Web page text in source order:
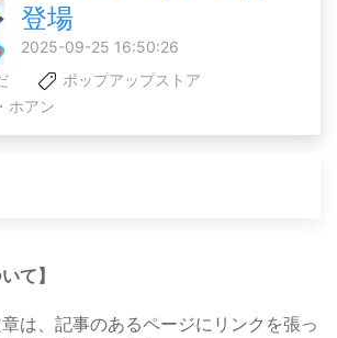
登場
2025-09-25 16:50:26
ポップアップストア
ホアン
て】
は、記事のあるページにリンクを張っ